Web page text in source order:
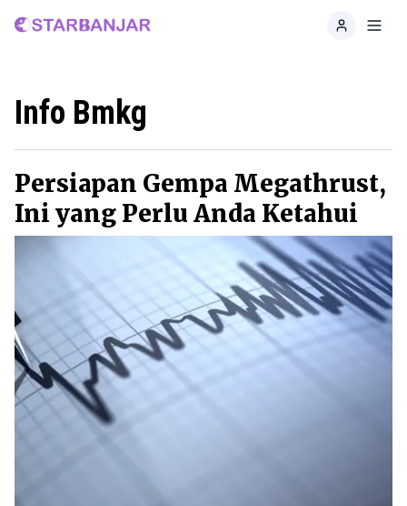
Home
Info Bmkg
Persiapan Gempa Megathrust,
Ini yang Perlu Anda Ketahui